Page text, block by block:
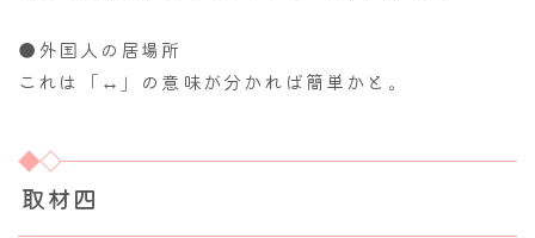
●外国人の居場所
これは「↔」の意味が分かれば簡単かと。
取材四